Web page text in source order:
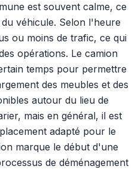
est souvent calme, ce
véhicule. Selon l'heure
ou moins de trafic, ce qui
opérations. Le camion
temps pour permettre
des meubles et des
autour du lieu de
mais en général, il est
adapté pour le
marque le début d'une
de déménagement